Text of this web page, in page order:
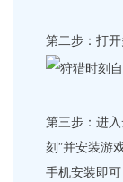
第二步：打
第三步：进
刻”并安装游
手机安装即可